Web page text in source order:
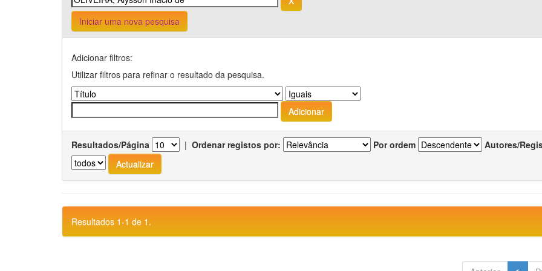
Iniciar uma nova pesquisa
Adicionar filtros:
Utilizar filtros para refinar o resultado da pesquisa.
Resultados/Página | Ordenar registos por: Por ordem Autores/
Resultados 1-1 de 1.